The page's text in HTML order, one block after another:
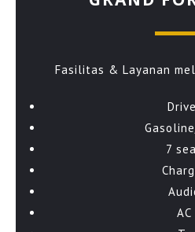
Fasilitas & Layanan
7
AC